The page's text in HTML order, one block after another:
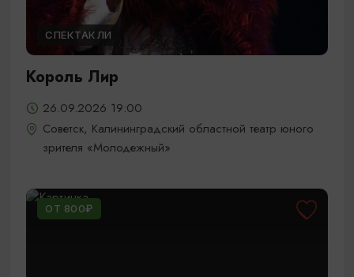
СПЕКТАКЛИ
Король Лир
26.09.2026 19:00
Советск, Калининградский областной театр юного
зрителя «Молодежный»
ОТ 800₽